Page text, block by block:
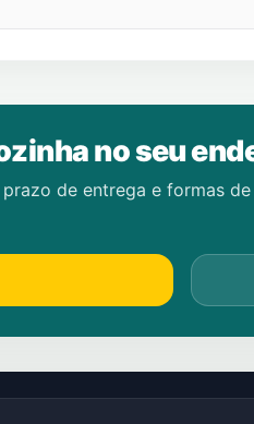
no seu
de entrega e formas